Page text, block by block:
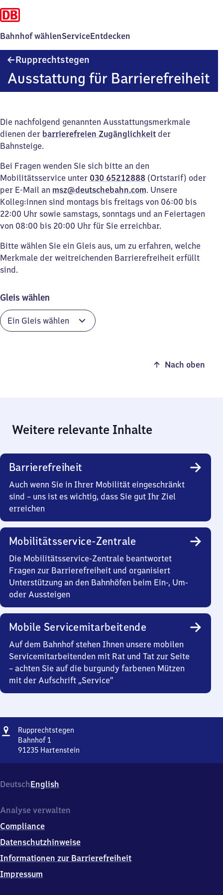
Bahnhof wählenServiceEntdecken
Rupprechtstegen
Ausstattung für Barrierefreiheit
Die nachfolgend genannten Ausstattungsmerkmale
dienen der barrierefreien Zugänglichkeit der
Bahnsteige.
Bei Fragen wenden Sie sich bitte an den
Mobilitätsservice unter 030 65212888 (Ortstarif) oder
per E-Mail an msz@deutschebahn.com. Unsere
Kolleg:innen sind montags bis freitags von 06:00 bis
22:00 Uhr sowie samstags, sonntags und an Feiertagen
von 08:00 bis 20:00 Uhr für Sie erreichbar.
Bitte wählen Sie ein Gleis aus, um zu erfahren, welche
Merkmale der weitreichenden Barrierefreiheit erfüllt
sind.
Gleis wählen
Nach oben
Weitere relevante Inhalte
Barrierefreiheit
Auch wenn Sie in Ihrer Mobilität eingeschränkt
sind – uns ist es wichtig, dass Sie gut Ihr Ziel
erreichen
Mobilitätsservice-Zentrale
Die Mobilitätsservice-Zentrale beantwortet
Fragen zur Barrierefreiheit und organisiert
Unterstützung an den Bahnhöfen beim Ein-, Um-
oder Aussteigen
Mobile Servicemitarbeitende
Auf dem Bahnhof stehen Ihnen unsere mobilen
Servicemitarbeitenden mit Rat und Tat zur Seite
– achten Sie auf die burgundy farbenen Mützen
mit der Aufschrift „Service“
Adresse
Rupprechtstegen
Bahnhof 1
91235 Hartenstein
1,
9
2
5
Hartenstein
DeutschEnglish
Analyse verwalten
Compliance
Datenschutzhinweise
Informationen zur Barrierefreiheit
Impressum